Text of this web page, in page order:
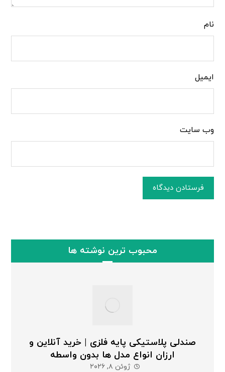
نام
ایمیل
وب‌ سایت
فرستادن دیدگاه
محبوب ترین نوشته ها
صندلی پلاستیکی پایه فلزی | خرید آنلاین و
ارزان انواع مدل ها بدون واسطه
ژوئن ۸, ۲۰۲۶